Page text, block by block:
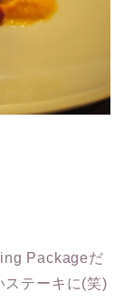
Packageだ
ステーキに(笑)